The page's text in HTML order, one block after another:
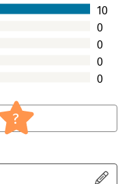
10
0
0
0
0
?